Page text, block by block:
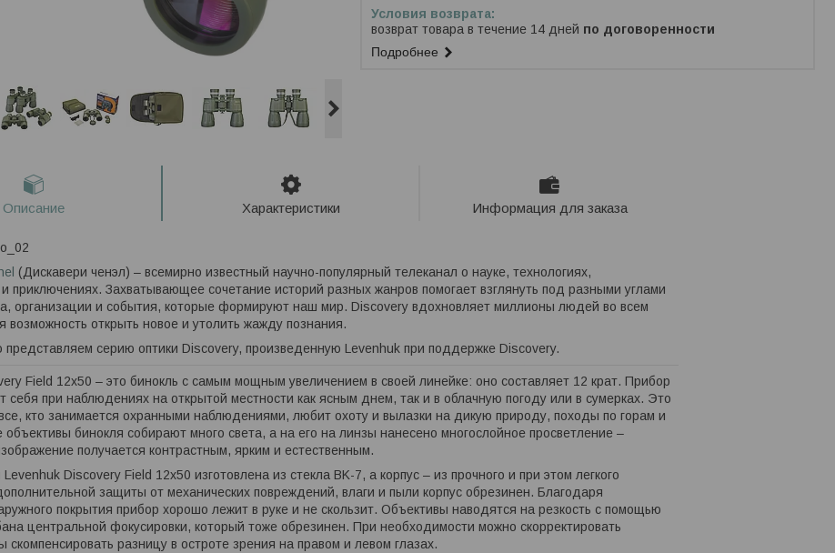
возврат товара в течение 14 дней по договоренности
Подробнее
Описание Характеристики Информация для заказа
(Дискавери ченэл) – всемирно известный научно-популярный телеканал о науке, технологиях,
приключениях. Захватывающее сочетание историй разных жанров помогает взглянуть под разными углами
организации и события, которые формируют наш мир. Discovery вдохновляет миллионы людей во всем
возможность открыть новое и утолить жажду познания.
серию оптики Discovery, произведенную Levenhuk при поддержке Discovery.
Field 12x50 – это бинокль с самым мощным увеличением в своей линейке: оно составляет 12 крат. Прибор
себя при наблюдениях на открытой местности как ясным днем, так и в облачную погоду или в сумерках. Это
кто занимается охранными наблюдениями, любит охоту и вылазки на дикую природу, походы по горам и
бинокля собирают много света, а на его на линзы нанесено многослойное просветление –
получается контрастным, ярким и естественным.
Discovery Field 12x50 изготовлена из стекла BK-7, а корпус – из прочного и при этом легкого
защиты от механических повреждений, влаги и пыли корпус обрезинен. Благодаря
покрытия прибор хорошо лежит в руке и не скользит. Объективы наводятся на резкость с помощью
центральной фокусировки, который тоже обрезинен. При необходимости можно скорректировать
скомпенсировать разницу в остроте зрения на правом и левом глазах.